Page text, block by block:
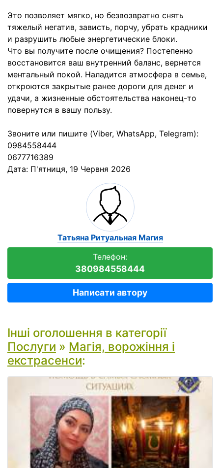
Это позволяет мягко, но безвозвратно снять
тяжелый негатив, зависть, порчу, убрать крадники
и разрушить любые энергетические блоки.
Что вы получите после очищения? Постепенно
восстановится ваш внутренний баланс, вернется
ментальный покой. Наладится атмосфера в семье,
откроются закрытые ранее дороги для денег и
удачи, а жизненные обстоятельства наконец-то
повернутся в вашу пользу.
Звоните или пишите (Viber, WhatsApp, Telegram):
0984558444
0677716389
Дата: П'ятниця, 19 Червня 2026
Татьяна Ритуальная Магия
Телефон:
380984558444
Написати автору
Інші оголошення в категорії
Послуги » Магія, ворожіння і
екстрасенси: